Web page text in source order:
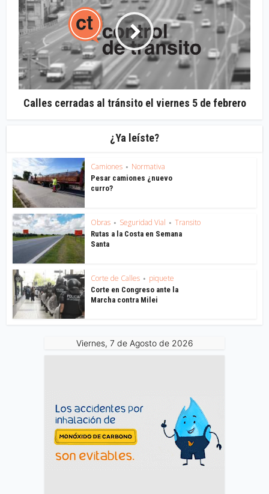
Calles cerradas al tránsito el viernes 5 de febrero
¿Ya leíste?
Camiones • Normativa
Pesar camiones ¿nuevo
curro?
Obras • Seguridad Vial • Transito
Rutas a la Costa en Semana
Santa
Corte de Calles • piquete
Corte en Congreso ante la
Marcha contra Milei
Viernes, 7 de Agosto de 2026